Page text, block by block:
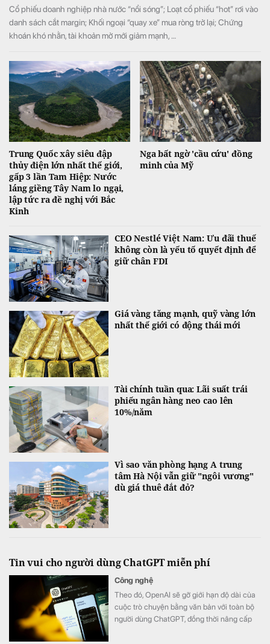
Cổ phiếu doanh nghiệp nhà nước “nổi sóng”; Loạt cổ phiếu “hot” rơi vào
danh sách cắt margin; Khối ngoại “quay xe” mua ròng trở lại; Chứng
khoán khó nhằn, tài khoản mở mới giảm mạnh, …
Trung Quốc xây siêu đập
thủy điện lớn nhất thế giới,
gấp 3 lần Tam Hiệp: Nước
láng giềng Tây Nam lo ngại,
lập tức ra đề nghị với Bắc
Kinh
Nga bất ngờ 'cầu cứu' đồng
minh của Mỹ
CEO Nestlé Việt Nam: Ưu đãi thuế
không còn là yếu tố quyết định để
giữ chân FDI
Giá vàng tăng mạnh, quỹ vàng lớn
nhất thế giới có động thái mới
Tài chính tuần qua: Lãi suất trái
phiếu ngân hàng neo cao lên
10%/năm
Vì sao văn phòng hạng A trung
tâm Hà Nội vẫn giữ "ngôi vương"
dù giá thuê đắt đỏ?
Tin vui cho người dùng ChatGPT miễn phí
Công nghệ
Theo đó, OpenAI sẽ gỡ giới hạn độ dài của
cuộc trò chuyện bằng văn bản với toàn bộ
người dùng ChatGPT, đồng thời nâng cấp